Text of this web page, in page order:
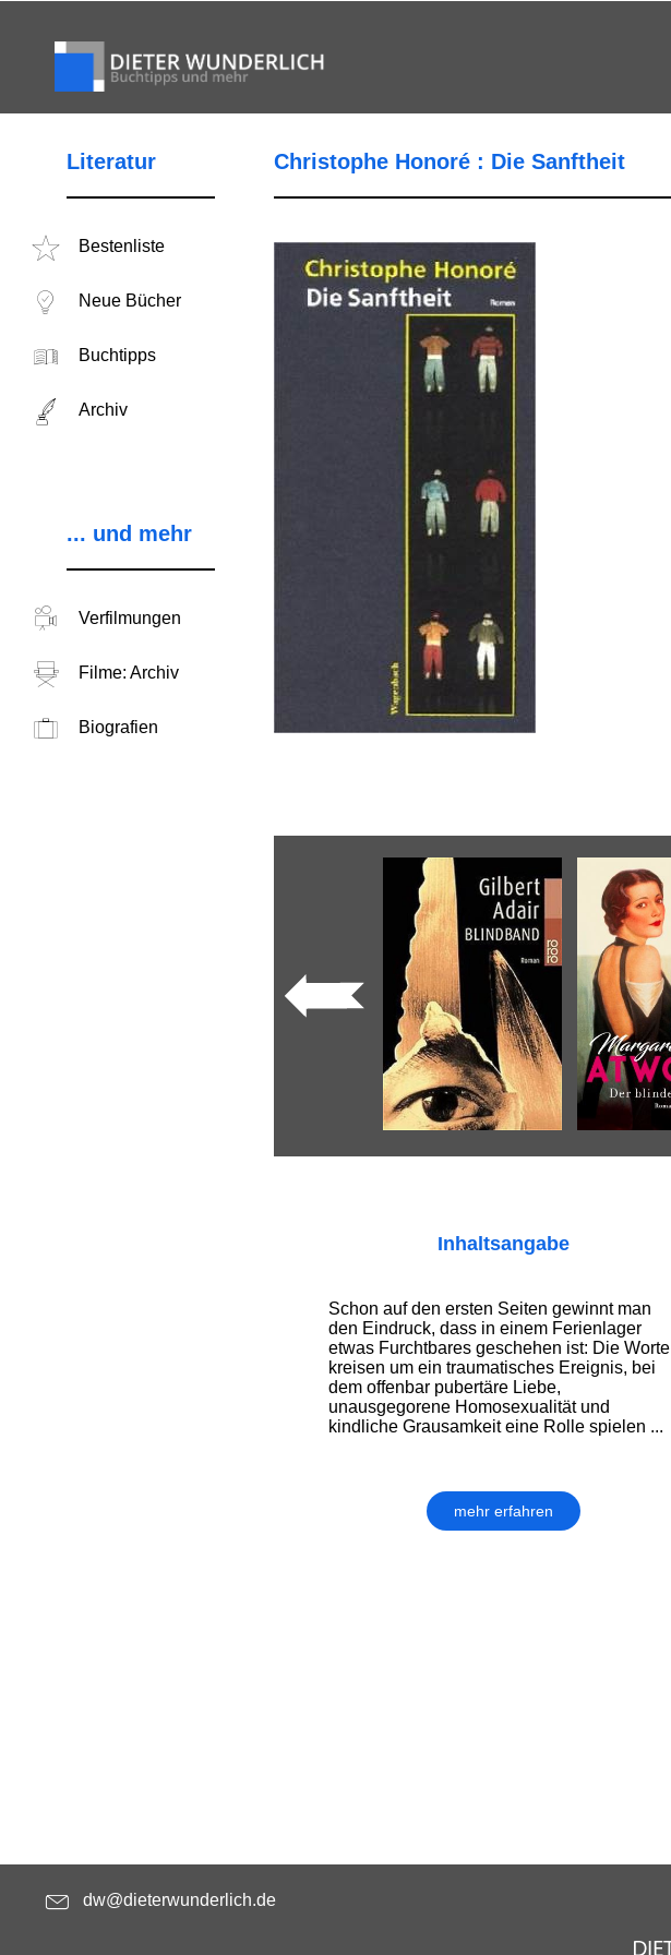
Literatur
Bestenliste
Neue Bücher
Buchtipps
Archiv
... und mehr
Verfilmungen
Filme: Archiv
Biografien
Christophe Honoré : Die Sanftheit
Inhaltsangabe
Schon auf den ersten Seiten gewinnt man
den Eindruck, dass in einem Ferienlager
etwas Furchtbares geschehen ist: Die Worte
kreisen um ein traumatisches Ereignis, bei
dem offenbar pubertäre Liebe,
unausgegorene Homosexualität und
kindliche Grausamkeit eine Rolle spielen ...
mehr erfahren
dw@dieterwunderlich.de